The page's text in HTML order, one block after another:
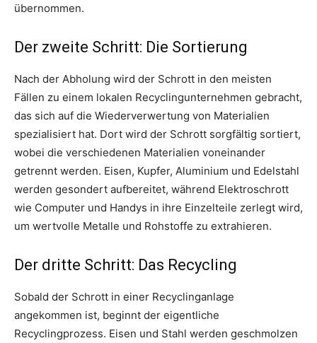
übernommen.
Der zweite Schritt: Die Sortierung
Nach der Abholung wird der Schrott in den meisten
Fällen zu einem lokalen Recyclingunternehmen gebracht,
das sich auf die Wiederverwertung von Materialien
spezialisiert hat. Dort wird der Schrott sorgfältig sortiert,
wobei die verschiedenen Materialien voneinander
getrennt werden. Eisen, Kupfer, Aluminium und Edelstahl
werden gesondert aufbereitet, während Elektroschrott
wie Computer und Handys in ihre Einzelteile zerlegt wird,
um wertvolle Metalle und Rohstoffe zu extrahieren.
Der dritte Schritt: Das Recycling
Sobald der Schrott in einer Recyclinganlage
angekommen ist, beginnt der eigentliche
Recyclingprozess. Eisen und Stahl werden geschmolzen